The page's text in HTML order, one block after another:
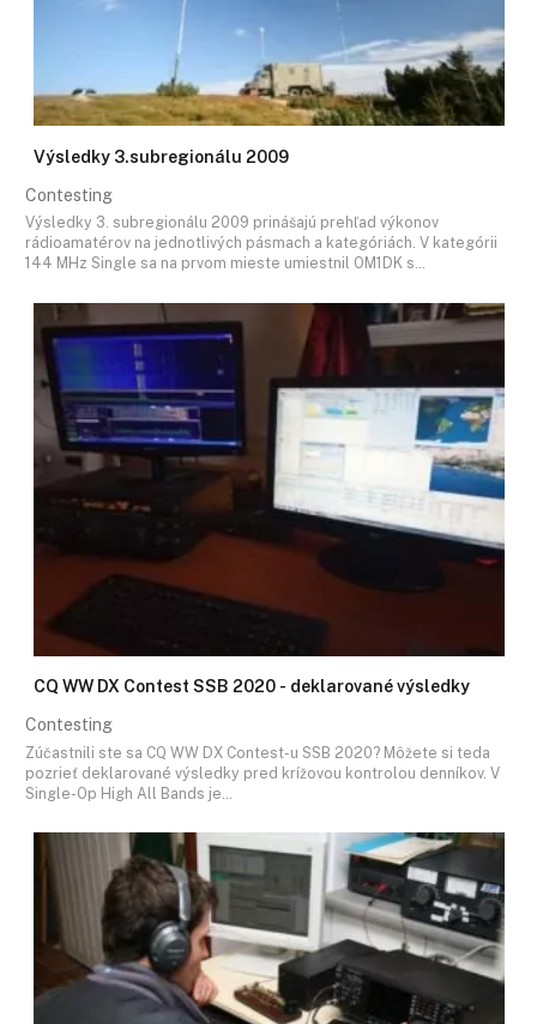
Výsledky 3.subregionálu 2009
Contesting
Výsledky 3. subregionálu 2009 prinášajú prehľad výkonov
rádioamatérov na jednotlivých pásmach a kategóriách. V kategórii
144 MHz Single sa na prvom mieste umiestnil OM1DK s…
CQ WW DX Contest SSB 2020 - deklarované výsledky
Contesting
Zúčastnili ste sa CQ WW DX Contest-u SSB 2020? Môžete si teda
pozrieť deklarované výsledky pred krížovou kontrolou denníkov. V
Single-Op High All Bands je…